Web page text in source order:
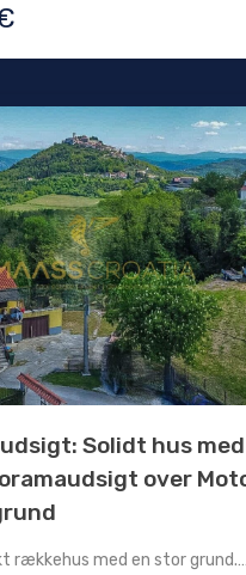
Solidt hus
over
rækkehus med en stor grund.…